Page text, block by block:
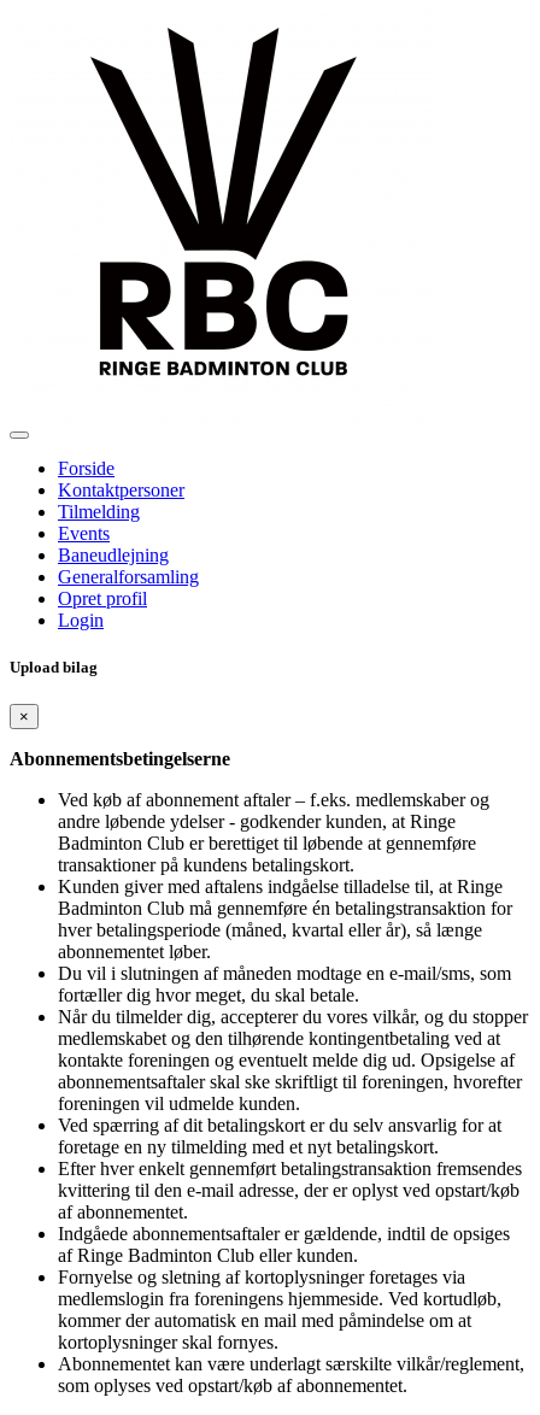
Forside
Kontaktpersoner
Tilmelding
Events
Baneudlejning
Generalforsamling
Opret profil
Login
Upload bilag
×
Abonnementsbetingelserne
Ved køb af abonnement aftaler – f.eks. medlemskaber og
andre løbende ydelser - godkender kunden, at Ringe
Badminton Club er berettiget til løbende at gennemføre
transaktioner på kundens betalingskort.
Kunden giver med aftalens indgåelse tilladelse til, at Ringe
Badminton Club må gennemføre én betalingstransaktion for
hver betalingsperiode (måned, kvartal eller år), så længe
abonnementet løber.
Du vil i slutningen af måneden modtage en e-mail/sms, som
fortæller dig hvor meget, du skal betale.
Når du tilmelder dig, accepterer du vores vilkår, og du stopper
medlemskabet og den tilhørende kontingentbetaling ved at
kontakte foreningen og eventuelt melde dig ud. Opsigelse af
abonnementsaftaler skal ske skriftligt til foreningen, hvorefter
foreningen vil udmelde kunden.
Ved spærring af dit betalingskort er du selv ansvarlig for at
foretage en ny tilmelding med et nyt betalingskort.
Efter hver enkelt gennemført betalingstransaktion fremsendes
kvittering til den e-mail adresse, der er oplyst ved opstart/køb
af abonnementet.
Indgåede abonnementsaftaler er gældende, indtil de opsiges
af Ringe Badminton Club eller kunden.
Fornyelse og sletning af kortoplysninger foretages via
medlemslogin fra foreningens hjemmeside. Ved kortudløb,
kommer der automatisk en mail med påmindelse om at
kortoplysninger skal fornyes.
Abonnementet kan være underlagt særskilte vilkår/reglement,
som oplyses ved opstart/køb af abonnementet.